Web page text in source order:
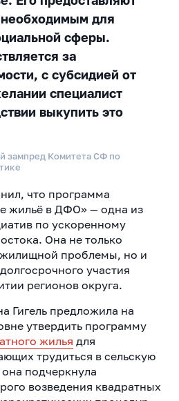
для
сферы.
за
с субсидией от
специалист
выкупить это
зампред Комитета СФ по
что программа
жильё в ДФО» — одна из
по ускоренному
Она не только
проблемы, но и
участия
регионов округа.
Гигель предложила на
утвердить программу
жилья для
трудиться в сельскую
подчеркнула
возведения квадратных